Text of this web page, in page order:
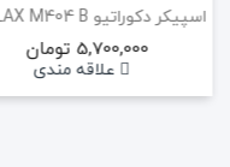
بلندگو ستونی METALAX M602B
2,900,000 تومان
2,610,000 تومان
علاقه مندی